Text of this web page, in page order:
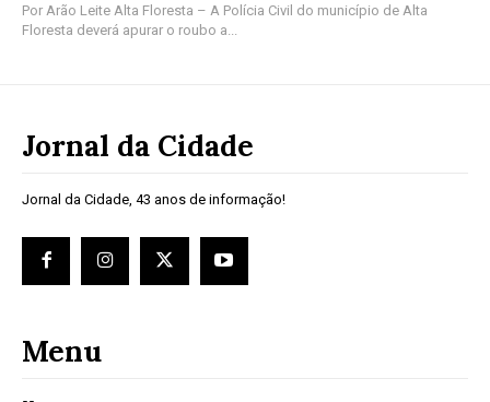
Por Arão Leite Alta Floresta – A Polícia Civil do município de Alta
Floresta deverá apurar o roubo a...
Jornal da Cidade
Jornal da Cidade, 43 anos de informação!
Menu